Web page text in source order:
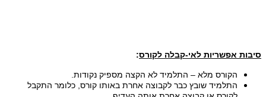
סיבות אפשריות לאי-קבלה לקורס:
הקורס מלא – התלמיד לא הקצה מספיק נקודות.
התלמיד שובץ כבר לקבוצה אחרת באותו קורס, כלומר התקבל